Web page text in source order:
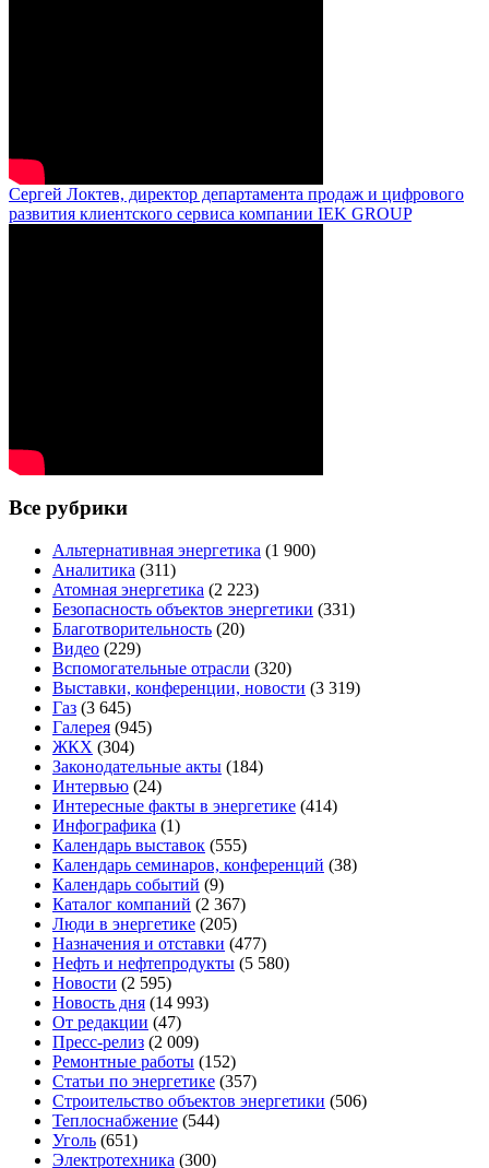
Сергей Локтев, директор департамента продаж и цифрового
развития клиентского сервиса компании IEK GROUP
Все рубрики
Альтернативная энергетика (1 900)
Аналитика (311)
Атомная энергетика (2 223)
Безопасность объектов энергетики (331)
Благотворительность (20)
Видео (229)
Вспомогательные отрасли (320)
Выставки, конференции, новости (3 319)
Газ (3 645)
Галерея (945)
ЖКХ (304)
Законодательные акты (184)
Интервью (24)
Интересные факты в энергетике (414)
Инфографика (1)
Календарь выставок (555)
Календарь семинаров, конференций (38)
Календарь событий (9)
Каталог компаний (2 367)
Люди в энергетике (205)
Назначения и отставки (477)
Нефть и нефтепродукты (5 580)
Новости (2 595)
Новость дня (14 993)
От редакции (47)
Пресс-релиз (2 009)
Ремонтные работы (152)
Статьи по энергетике (357)
Строительство объектов энергетики (506)
Теплоснабжение (544)
Уголь (651)
Электротехника (300)